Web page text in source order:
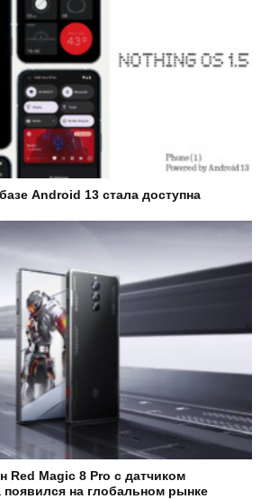
Android 13 стала доступна
Red Magic 8 Pro с датчиком
появился на глобальном рынке